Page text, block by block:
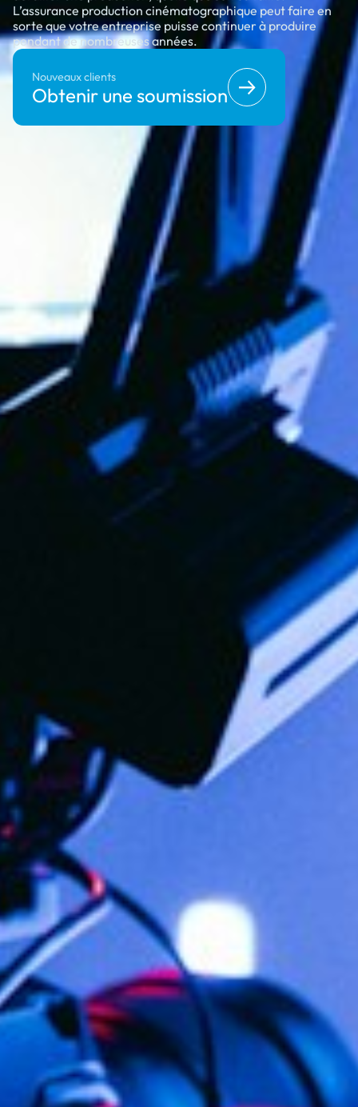
L’assurance production cinématographique peut faire en
sorte que votre entreprise puisse continuer à produire
pendant de nombreuses années.
Nouveaux clients
Obtenir une soumission